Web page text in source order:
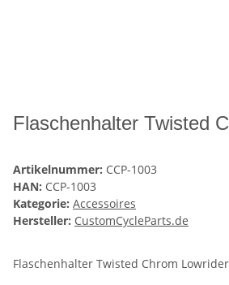
Flaschenhalter Twisted
Artikelnummer: CCP-1003
HAN: CCP-1003
Kategorie: Accessoires
Hersteller: CustomCycleParts.de
Flaschenhalter Twisted Chrom Lowrider